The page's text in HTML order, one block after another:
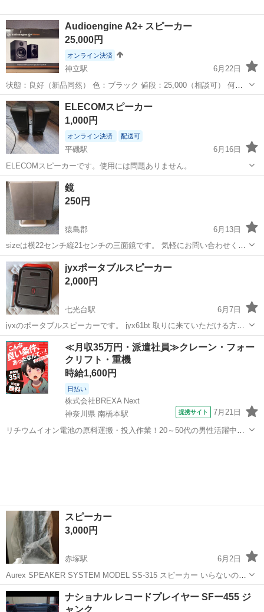
Audioengine A2+ スピーカー
25,000円
オンライン決済
神立駅
6月22日
状態：良好（新品同然） 色：ブラック 値段：25,000（相談可） 何か
質問や相談がありましたら遠慮なくご連絡ください。 お届け：発送可
能（発送料はお客様負担となります）
茨城 かすみがうら市 神立駅
ELECOMスピーカー
1,000円
オンライン決済 配送可
平磯駅
6月16日
ELECOMスピーカーです。使用には問題ありません。
茨城 ひたちなか市
鏡
250円
猿島郡
6月13日
sizeは横22センチ縦21センチの三面鏡です。 気軽にお問い合わせくだ
さい。
茨城 猿島郡 オーディオ
jyxポータブルスピーカー
2,000円
七光台駅
6月7日
jyxのポータブルスピーカーです。 jyx61bt 取りに来ていただける方の
み 即日対応優遇いたします。
茨城 坂東市 七光台駅 オーディオ x61
≪月収35万円・派遣社員≫クレーン・フォー
クリフト・重機
時給1,600円
日払い
株式会社BREXA Next
神奈川県 南橋本駅
提携サイト 7月21日
リチウムイオン電池の原料運搬・投入作業！20～50代の男性活躍中★
スピーカー
3,000円
赤塚駅
6月2日
Aurex SPEAKER SYSTEM MODEL SS-315 スピーカー いらないので
お願いします 傷等は写真通りです
茨城 水戸市 赤塚駅 オーディオ
ナショナル レコードプレイヤー SFー455 ジ
ャンク